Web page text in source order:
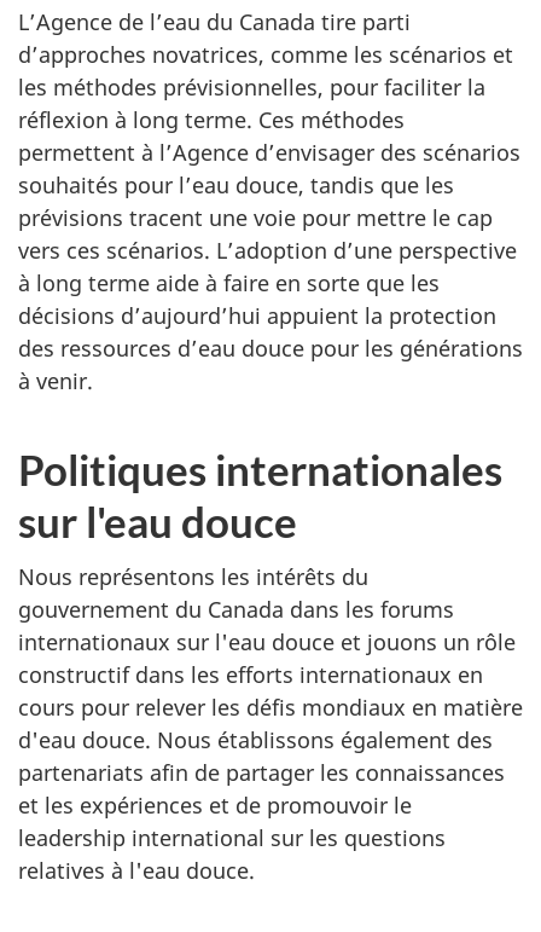
L’Agence de l’eau du Canada tire parti
d’approches novatrices, comme les scénarios et
les méthodes prévisionnelles, pour faciliter la
réflexion à long terme. Ces méthodes
permettent à l’Agence d’envisager des scénarios
souhaités pour l’eau douce, tandis que les
prévisions tracent une voie pour mettre le cap
vers ces scénarios. L’adoption d’une perspective
à long terme aide à faire en sorte que les
décisions d’aujourd’hui appuient la protection
des ressources d’eau douce pour les générations
à venir.
Politiques internationales
sur l'eau douce
Nous représentons les intérêts du
gouvernement du Canada dans les forums
internationaux sur l'eau douce et jouons un rôle
constructif dans les efforts internationaux en
cours pour relever les défis mondiaux en matière
d'eau douce. Nous établissons également des
partenariats afin de partager les connaissances
et les expériences et de promouvoir le
leadership international sur les questions
relatives à l'eau douce.